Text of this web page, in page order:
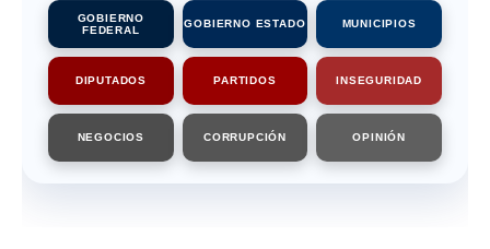
GOBIERNO
FEDERAL
GOBIERNO ESTADO MUNICIPIOS
DIPUTADOS PARTIDOS INSEGURIDAD
NEGOCIOS CORRUPCIÓN OPINIÓN